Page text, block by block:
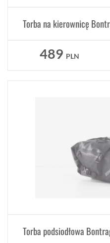
Torba na kierownicę
489 PLN
Torba podsiodłowa